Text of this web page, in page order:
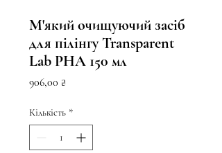
М'який очищуючий засіб
для пілінгу Transparent
Lab PHA 150 мл
906,00 ₴
Кількість *